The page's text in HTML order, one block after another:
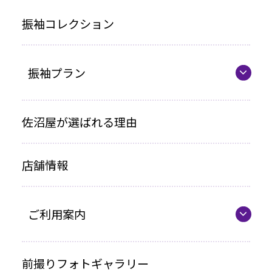
振袖コレクション
振袖プラン
レンタルプラン
お買い上げプラン
ママ振プラン
佐沼屋が選ばれる理由
店舗情報
ご利用案内
前撮りフォトギャラリー